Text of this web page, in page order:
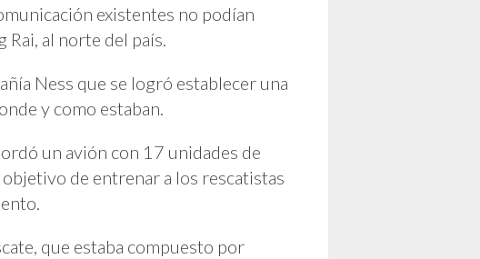
existentes no podían
al norte del país.
Ness que se logró establecer una
y como estaban.
un avión con 17 unidades de
de entrenar a los rescatistas
que estaba compuesto por